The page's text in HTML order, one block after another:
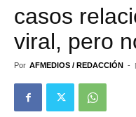
casos
viral, pero
Por AFMEDIOS / REDACCIÓN -